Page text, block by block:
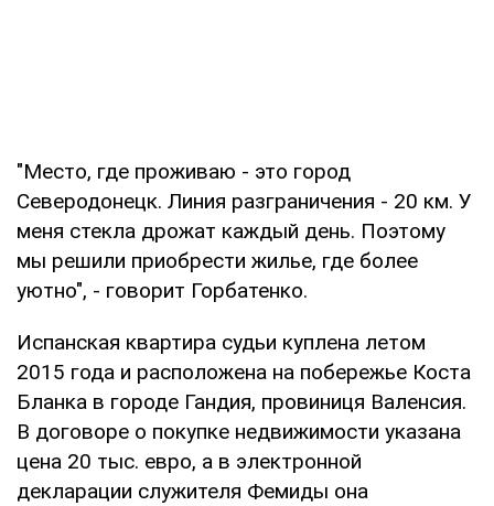
"Место, где проживаю - это город
Северодонецк. Линия разграничения - 20 км. У
меня стекла дрожат каждый день. Поэтому
мы решили приобрести жилье, где более
уютно", - говорит Горбатенко.
Испанская квартира судьи куплена летом
2015 года и расположена на побережье Коста
Бланка в городе Гандия, провиниця Валенсия.
В договоре о покупке недвижимости указана
цена 20 тыс. евро, а в электронной
декларации служителя Фемиды она